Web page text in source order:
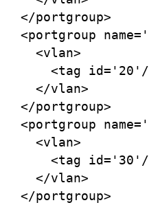
  </portgroup>
<portgroup
    <vlan>
<tag
    </vlan>
  </portgroup>
<portgroup
    <vlan>
<tag
    </vlan>
  </portgroup>